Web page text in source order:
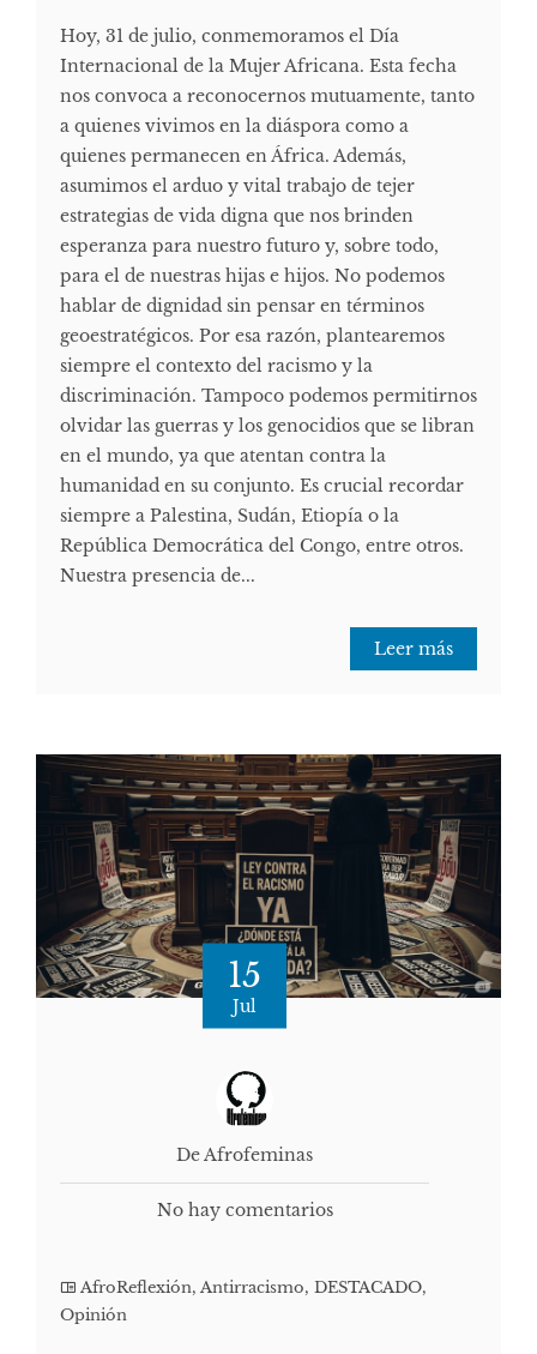
Hoy, 31 de julio, conmemoramos el Día
Internacional de la Mujer Africana. Esta fecha
nos convoca a reconocernos mutuamente, tanto
a quienes vivimos en la diáspora como a
quienes permanecen en África. Además,
asumimos el arduo y vital trabajo de tejer
estrategias de vida digna que nos brinden
esperanza para nuestro futuro y, sobre todo,
para el de nuestras hijas e hijos. No podemos
hablar de dignidad sin pensar en términos
geoestratégicos. Por esa razón, plantearemos
siempre el contexto del racismo y la
discriminación. Tampoco podemos permitirnos
olvidar las guerras y los genocidios que se libran
en el mundo, ya que atentan contra la
humanidad en su conjunto. Es crucial recordar
siempre a Palestina, Sudán, Etiopía o la
República Democrática del Congo, entre otros.
Nuestra presencia de...
Leer más
15
Jul
De Afrofeminas
No hay comentarios
AfroReflexión, Antirracismo, DESTACADO,
Opinión